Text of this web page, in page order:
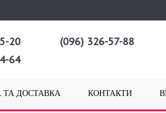
20
64
(096) 326-57-88
ТА ДОСТАВКА КОНТАКТИ